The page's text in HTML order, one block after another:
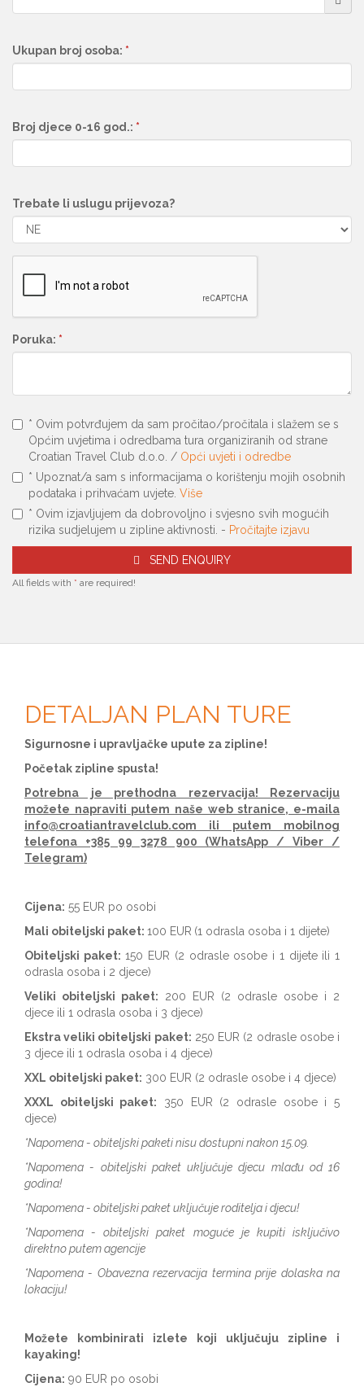
Ukupan broj osoba: *
Broj djece 0-16 god.: *
Trebate li uslugu prijevoza?
Poruka: *
* Ovim potvrđujem da sam pročitao/pročitala i slažem se s
Općim uvjetima i odredbama tura organiziranih od strane
Croatian Travel Club d.o.o. / Opći uvjeti i odredbe
* Upoznat/a sam s informacijama o korištenju mojih osobnih
podataka i prihvaćam uvjete. Više
* Ovim izjavljujem da dobrovoljno i svjesno svih mogućih
rizika sudjelujem u zipline aktivnosti. - Pročitajte izjavu
SEND ENQUIRY
All fields with * are required!
DETALJAN PLAN TURE
Sigurnosne i upravljačke upute za zipline!
Početak zipline spusta!
Potrebna je prethodna rezervacija! Rezervaciju
možete napraviti putem naše web stranice, e-maila
info@croatiantravelclub.com ili putem mobilnog
telefona +385 99 3278 900 (WhatsApp / Viber /
Telegram)
Cijena: 55 EUR po osobi
Mali obiteljski paket: 100 EUR (1 odrasla osoba i 1 dijete)
Obiteljski paket: 150 EUR (2 odrasle osobe i 1 dijete ili 1
odrasla osoba i 2 djece)
Veliki obiteljski paket: 200 EUR (2 odrasle osobe i 2
djece ili 1 odrasla osoba i 3 djece)
Ekstra veliki obiteljski paket: 250 EUR (2 odrasle osobe i
3 djece ili 1 odrasla osoba i 4 djece)
XXL obiteljski paket: 300 EUR (2 odrasle osobe i 4 djece)
XXXL obiteljski paket: 350 EUR (2 odrasle osobe i 5
djece)
*Napomena - obiteljski paketi nisu dostupni nakon 15.09.
*Napomena - obiteljski paket uključuje djecu mlađu od 16
godina!
*Napomena - obiteljski paket uključuje roditelja i djecu!
*Napomena - obiteljski paket moguće je kupiti isključivo
direktno putem agencije
*Napomena - Obavezna rezervacija termina prije dolaska na
lokaciju!
Možete kombinirati izlete koji uključuju zipline i
kayaking!
Cijena: 90 EUR po osobi